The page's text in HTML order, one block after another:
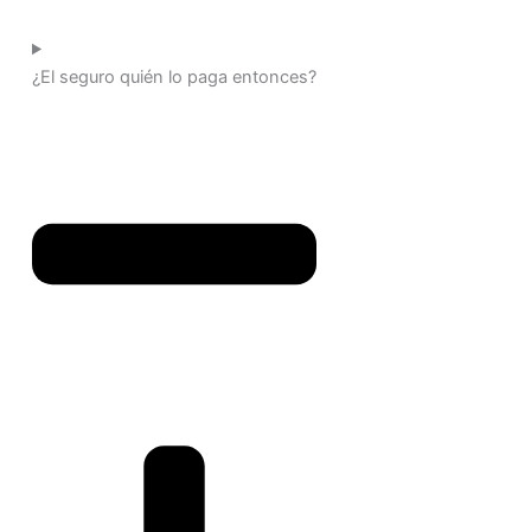
¿El seguro quién lo paga entonces?